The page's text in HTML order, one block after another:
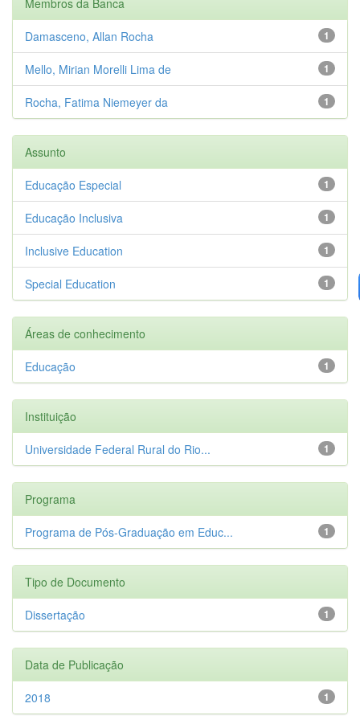
1
Damasceno, Allan Rocha
1
Mello, Mirian Morelli Lima de
1
Rocha, Fatima Niemeyer da
Assunto
1
Educação Especial
1
Educação Inclusiva
1
Inclusive Education
1
Special Education
Áreas de conhecimento
1
Educação
Instituição
1
Universidade Federal Rural do Rio...
Programa
1
Programa de Pós-Graduação em Educ...
Tipo de Documento
1
Dissertação
Data de Publicação
1
2018